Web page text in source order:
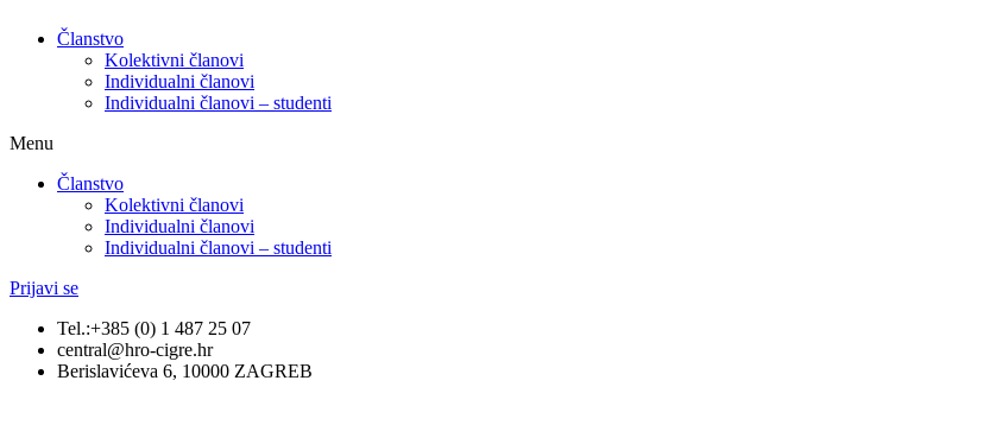
Članstvo
Kolektivni članovi
Individualni članovi
Individualni članovi – studenti
Menu
Članstvo
Kolektivni članovi
Individualni članovi
Individualni članovi – studenti
Prijavi se
Tel.:+385 (0) 1 487 25 07
central@hro-cigre.hr
Berislavićeva 6, 10000 ZAGREB